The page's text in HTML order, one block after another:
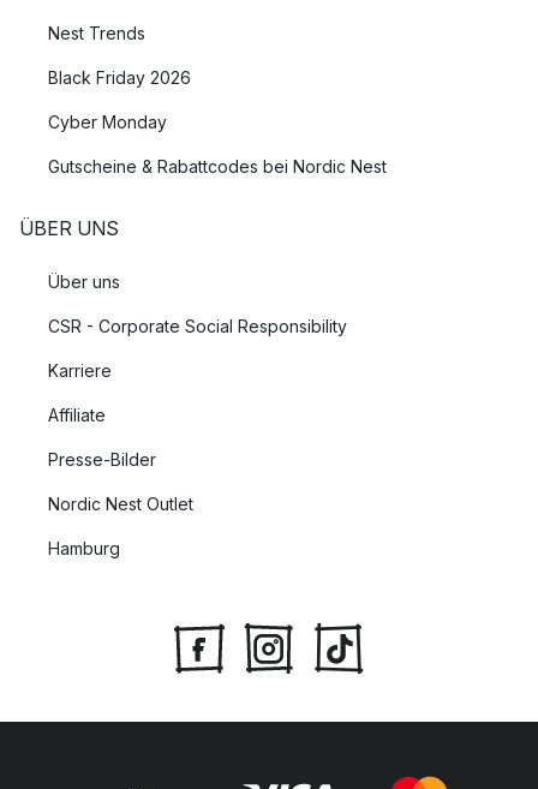
Nest Trends
Black Friday 2026
Cyber Monday
Gutscheine & Rabattcodes bei Nordic Nest
ÜBER UNS
Über uns
CSR - Corporate Social Responsibility
Karriere
Affiliate
Presse-Bilder
Nordic Nest Outlet
Hamburg